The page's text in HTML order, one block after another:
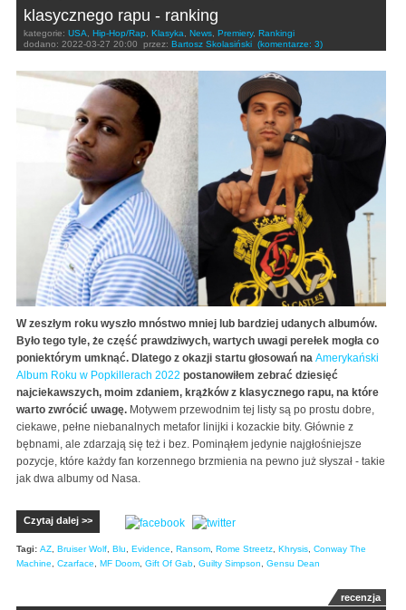
klasycznego rapu - ranking
kategorie: USA Hip-Hop/Rap Klasyka News Premiery, Rankingi
dodano: 2022-03-27 20:00 przez: Bartosz Skolasiński (komentarze: 3)
W zeszłym roku wyszło mnóstwo mniej lub bardziej udanych albumów.
Było tego tyle, że część prawdziwych, wartych uwagi perełek mogła co
poniektórym umknąć. Dlatego z okazji startu głosowań na Amerykański
Album Roku w Popkillerach 2022 postanowiłem zebrać dziesięć
najciekawszych, moim zdaniem, krążków z klasycznego rapu, na które
warto zwrócić uwagę. Motywem przewodnim tej listy są po prostu dobre,
ciekawe, pełne niebanalnych metafor linijki i kozackie bity. Głównie z
bębnami, ale zdarzają się też i bez. Pominąłem jedynie najgłośniejsze
pozycje, które każdy fan korzennego brzmienia na pewno już słyszał - takie
jak dwa albumy od Nasa.
Czytaj dalej >>
Tagi: AZ Bruiser Wolf Blu Evidence Ransom Rome Streetz Khrysis Conway The
Machine
Czarface MF Doom Gift Of Gab Guilty Simpson Gensu Dean
recenzja